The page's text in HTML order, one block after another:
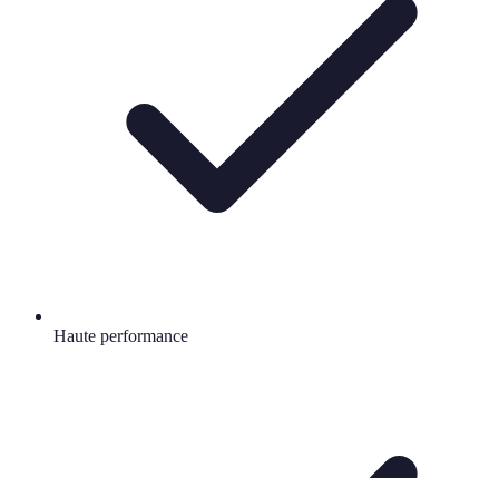
Haute performance